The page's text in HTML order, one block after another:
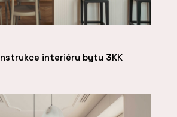
interiéru bytu 3KK